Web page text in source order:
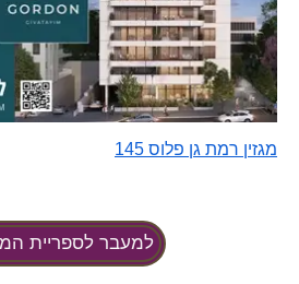
מגזין רמת גן פלוס 145
למעבר לספריית